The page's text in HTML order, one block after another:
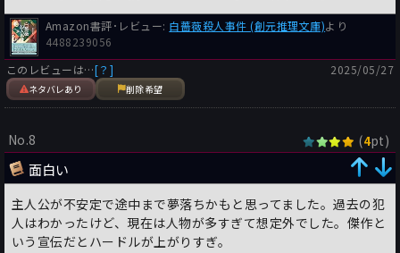
Amazon書評･レビュー: 白薔薇殺人事件 (創元推理文庫)より
4488239056
このレビューは…[？]
ネタバレあり 削除希望
2025/05/27
No.8 (4pt)
面白い
主人公が不安定で途中まで夢落ちかもと思ってました。過去の犯
人はわかったけど、現在は人物が多すぎて想定外でした。傑作と
いう宣伝だとハードルが上がりすぎ。